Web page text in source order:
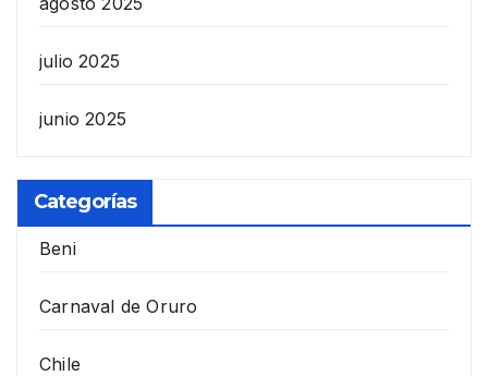
julio 2025
junio 2025
Categorías
Beni
Carnaval de Oruro
Chile